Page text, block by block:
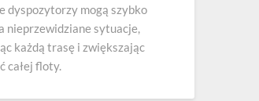
dyspozytorzy mogą szybko
nieprzewidziane sytuacje,
każdą trasę i zwiększając
całej floty.